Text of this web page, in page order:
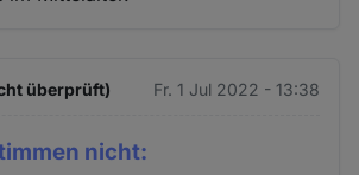
überprüft) Fr. 1 Jul 2022 - 13:38
nicht: